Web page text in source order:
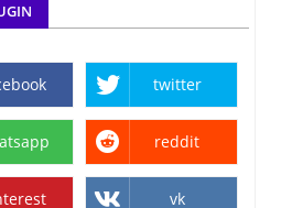
twitter
reddit
vk